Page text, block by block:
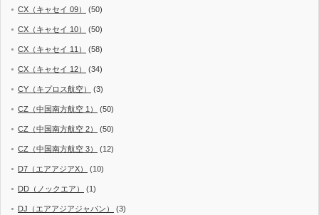
CX（キャセイ 09） (50)
CX（キャセイ 10） (50)
CX（キャセイ 11） (58)
CX（キャセイ 12） (34)
CY（キプロス航空） (3)
CZ（中国南方航空 1） (50)
CZ（中国南方航空 2） (50)
CZ（中国南方航空 3） (12)
D7（エアアジアX） (10)
DD（ノックエア） (1)
DJ（エアアジアジャパン） (3)